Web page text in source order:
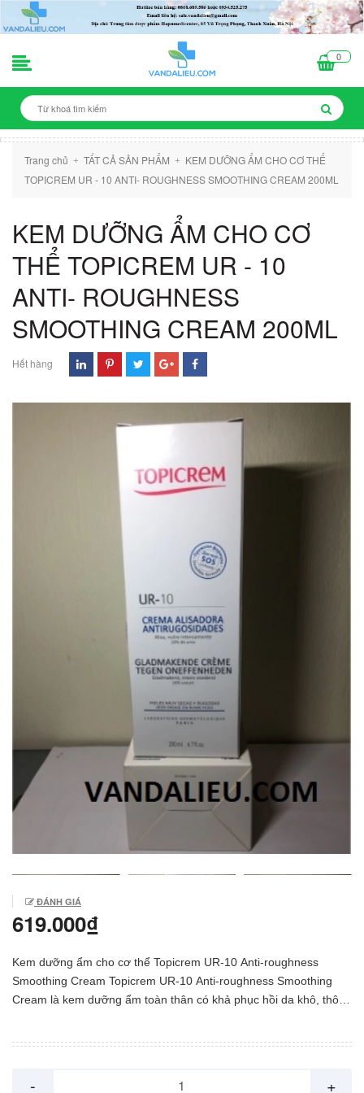
0
Trang chủ + TẤT CẢ SẢN PHẨM +
KEM DƯỠNG ẨM CHO CƠ THỂ
TOPICREM UR - 10 ANTI- ROUGHNESS SMOOTHING CREAM 200ML
KEM DƯỠNG ẨM CHO CƠ
THỂ TOPICREM UR - 10
ANTI- ROUGHNESS
SMOOTHING CREAM 200ML
Hết hàng
ĐÁNH GIÁ
619.000₫
Kem dưỡng ẩm cho cơ thể Topicrem UR-10 Anti-roughness
Smoothing Cream Topicrem UR-10 Anti-roughness Smoothing
Cream là kem dưỡng ẩm toàn thân có khả phục hồi da khô, thô
- +